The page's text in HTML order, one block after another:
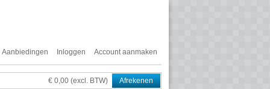
Aanbiedingen Inloggen Account aanmaken
€ 0,00 (excl. BTW) Afrekenen